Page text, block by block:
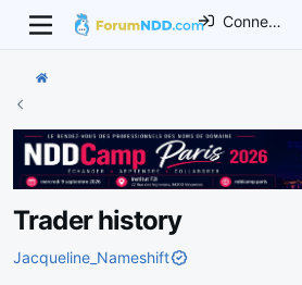
Connexion
Trader history
Jacqueline_Nameshift